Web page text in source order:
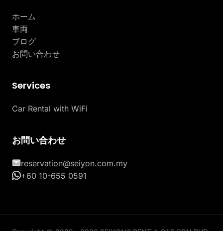
Services
Car Rental with WiFi
ホーム
車両
ブログ
お問い合わせ
お問い合わせ
reservation@seiyon.com.my
+60 10-655 0591